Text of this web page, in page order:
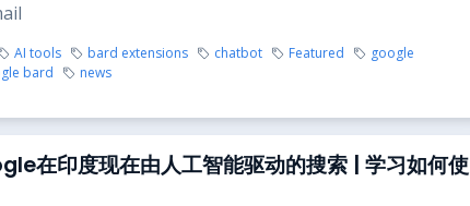
AI tools bard extensions chatbot Featured
google
bard
news
在印度现在由人工智能驱动的搜索 | 学习如何使